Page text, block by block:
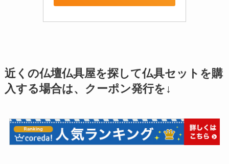
近くの仏壇仏具屋を探して仏具セットを購
入する場合は、クーポン発行を↓